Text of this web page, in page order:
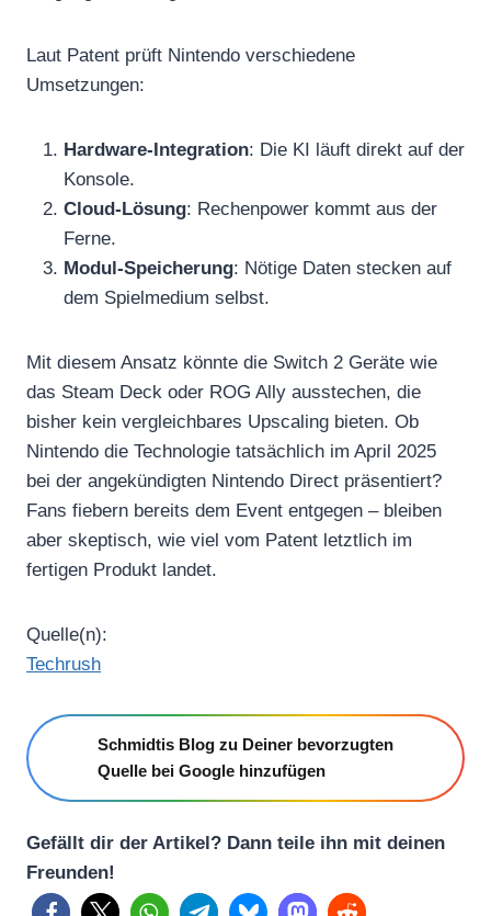
Laut Patent prüft Nintendo verschiedene
Umsetzungen:
Hardware-Integration: Die KI läuft direkt auf der
Konsole.
Cloud-Lösung: Rechenpower kommt aus der
Ferne.
Modul-Speicherung: Nötige Daten stecken auf
dem Spielmedium selbst.
Mit diesem Ansatz könnte die Switch 2 Geräte wie
das Steam Deck oder ROG Ally ausstechen, die
bisher kein vergleichbares Upscaling bieten. Ob
Nintendo die Technologie tatsächlich im April 2025
bei der angekündigten Nintendo Direct präsentiert?
Fans fiebern bereits dem Event entgegen – bleiben
aber skeptisch, wie viel vom Patent letztlich im
fertigen Produkt landet.
Quelle(n):
Techrush
Schmidtis Blog zu Deiner bevorzugten
Quelle bei Google hinzufügen
Gefällt dir der Artikel? Dann teile ihn mit deinen
Freunden!